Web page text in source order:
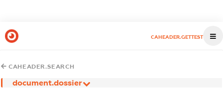
CAHEADER.GETTEST
CAHEADER.SEARCH
document.dossier